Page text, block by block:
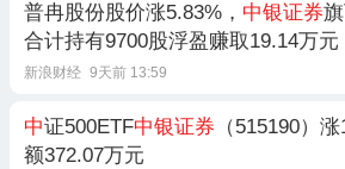
普冉股份股价涨5.83%， 中银证券
合计持有9700股浮盈赚取19.14万元
新浪财经 9天前 13:59
中证500ETF中银证券 （515190）
额372.07万元